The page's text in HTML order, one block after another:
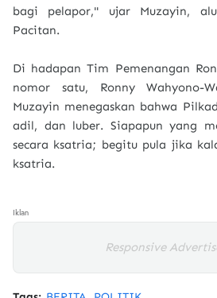
bagi pelapor," ujar Muzayin,
Pacitan.
Di hadapan Tim Pemenangan
nomor satu, Ronny Wahyono-
Muzayin menegaskan bahwa
adil, dan luber. Siapapun yang
secara ksatria; begitu pula jika
ksatria.
Iklan
Responsive